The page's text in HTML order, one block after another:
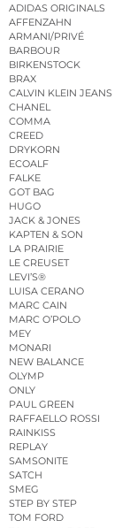
ADIDAS ORIGINALS
AFFENZAHN
ARMANI/PRIVÉ
BARBOUR
BIRKENSTOCK
BRAX
CALVIN KLEIN JEANS
CHANEL
COMMA
CREED
DRYKORN
ECOALF
FALKE
GOT BAG
HUGO
JACK & JONES
KAPTEN & SON
LA PRAIRIE
LE CREUSET
LEVI’S®
LUISA CERANO
MARC CAIN
MARC O’POLO
MEY
MONARI
NEW BALANCE
OLYMP
ONLY
PAUL GREEN
RAFFAELLO ROSSI
RAINKISS
REPLAY
SAMSONITE
SATCH
SMEG
STEP BY STEP
TOM FORD